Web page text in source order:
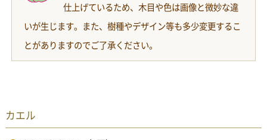
仕上げているため、木目や色は画像と微妙な違
いが生じます。また、樹種やデザイン等も多少変更するこ
とがありますのでご了承ください。
カエル